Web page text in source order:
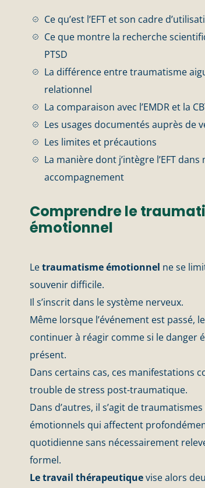
Ce qu’est l’EFT et son cadre
Ce que montre la recherche
PTSD
La différence entre traumatisme
relationnel
La comparaison avec l’EMDR et la
Les usages documentés auprès de
Les limites et précautions
La manière dont j’intègre l’EFT dans
accompagnement
Comprendre le
émotionnel
Letraumatisme émotionnel ne se
souvenir difficile.
Il s’inscrit dans le système nerveux.
Même lorsque l’événement est passé,
continuer à réagir comme si le danger
présent.
Dans certains cas, ces manifestations
trouble de stress post-traumatique.
Dans d’autres, il s’agit de
émotionnels qui affectent
quotidienne sans nécessairement
formel.
Le travail thérapeutiquevise alors